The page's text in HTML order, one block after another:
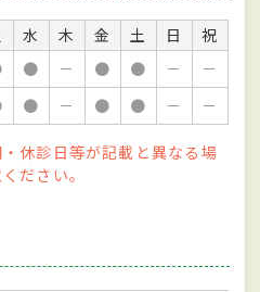
水 木 金 土 日
祝
● － ● ● －
－
● － ● ● － －
休診日等が記載と異なる場
ださい。